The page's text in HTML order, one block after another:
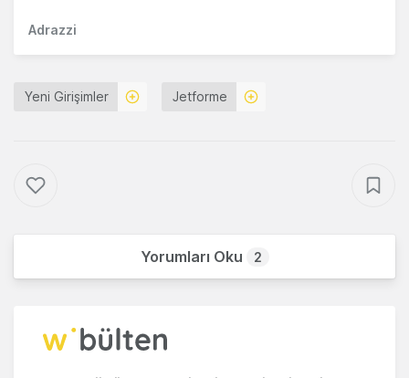
Adrazzi
Yeni Girişimler Jetforme
Yorumları Oku 2